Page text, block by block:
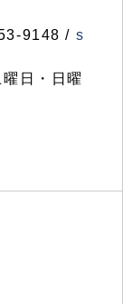
9148 / s
日・日曜